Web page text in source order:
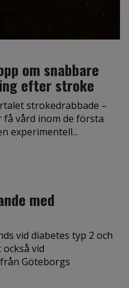
om snabbare
efter stroke
strokedrabbade –
få vård inom de första
experimentell...
med
vid diabetes typ 2 och
vid
Göteborgs